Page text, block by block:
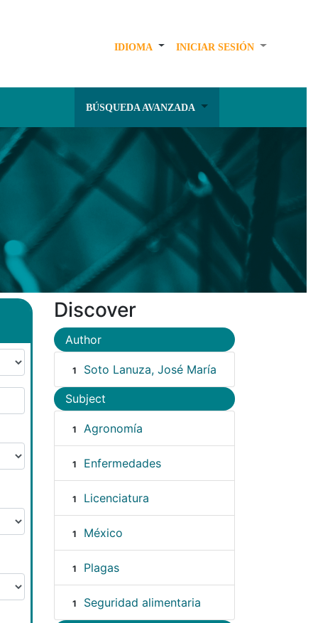
IDIOMA INICIAR SESIÓN
BÚSQUEDA AVANZADA
Discover
Author
1 Soto Lanuza, José María
Subject
1 Agronomía
1 Enfermedades
1 Licenciatura
1 México
1 Plagas
1 Seguridad alimentaria